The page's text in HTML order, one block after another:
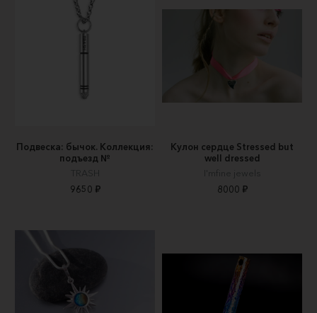
Подвеска: бычок. Коллекция:
подъезд №
TRASH
9650 ₽
Кулон сердце Stressed but
well dressed
I'mfine jewels
8000 ₽